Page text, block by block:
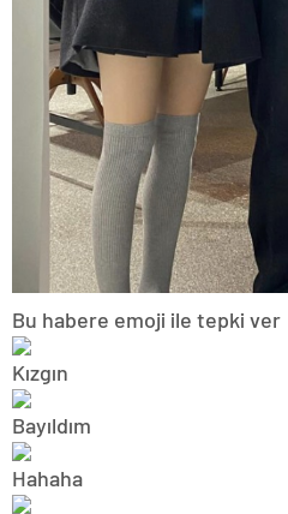
Bu habere emoji ile tepki ver